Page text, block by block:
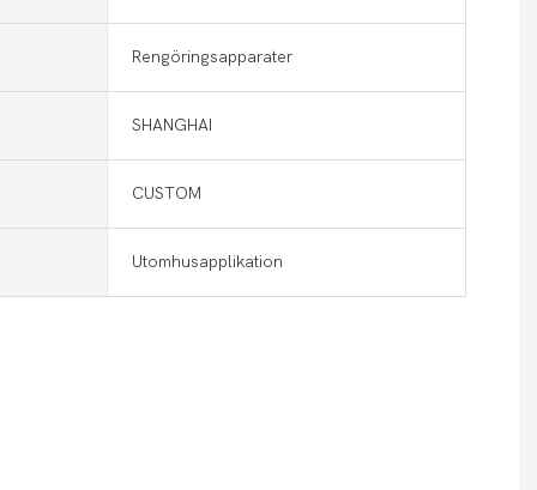
Rengöringsapparater
SHANGHAI
CUSTOM
Utomhusapplikation